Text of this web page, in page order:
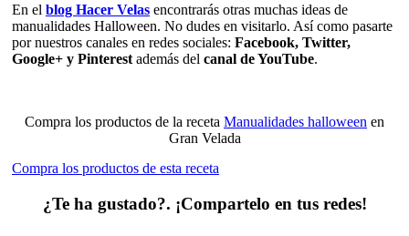
En el blog Hacer Velas encontrarás otras muchas ideas de
manualidades Halloween. No dudes en visitarlo. Así como pasarte
por nuestros canales en redes sociales: Facebook, Twitter,
Google+ y Pinterest además del canal de YouTube.
Compra los productos de la receta Manualidades halloween en
Gran Velada
Compra los productos de esta receta
¿Te ha gustado?. ¡Compartelo en tus redes!